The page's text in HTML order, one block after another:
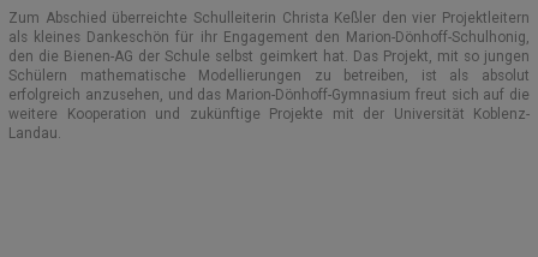
Zum Abschied überreichte Schulleiterin Christa Keßler den vier Projektleitern
als kleines Dankeschön für ihr Engagement den Marion-Dönhoff-Schulhonig,
den die Bienen-AG der Schule selbst geimkert hat. Das Projekt, mit so jungen
Schülern mathematische Modellierungen zu betreiben, ist als absolut
erfolgreich anzusehen, und das Marion-Dönhoff-Gymnasium freut sich auf die
weitere Kooperation und zukünftige Projekte mit der Universität Koblenz-
Landau.